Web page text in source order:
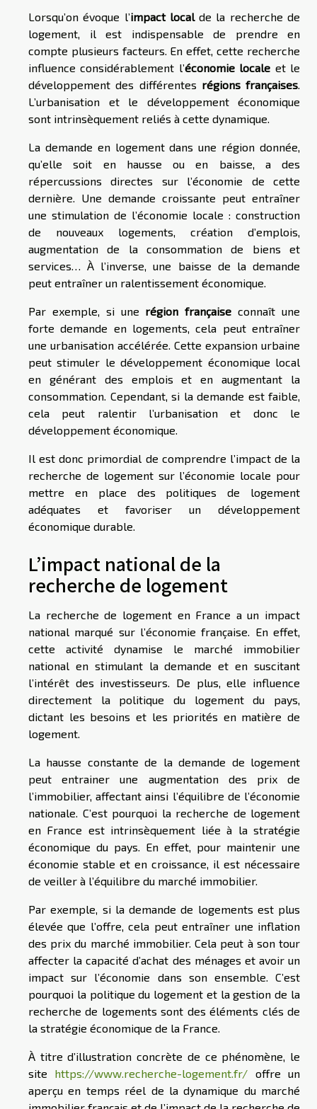
Lorsqu’on évoque l’impact localde la recherche de
logement, il est indispensable de prendre en
compte plusieurs facteurs. En effet, cette recherche
influence considérablement l’économie locale et le
développement des différentes régions françaises.
L’urbanisation et le développement économique
sont intrinsèquement reliés à cette dynamique.
La demande en logement dans une région donnée,
qu’elle soit en hausse ou en baisse, a des
répercussions directes sur l’économie de cette
dernière. Une demande croissante peut entraîner
une stimulation de l’économie locale : construction
de nouveaux logements, création d’emplois,
augmentation de la consommation de biens et
services… À l’inverse, une baisse de la demande
peut entraîner un ralentissement économique.
Par exemple, si une région française connaît une
forte demande en logements, cela peut entraîner
une urbanisation accélérée. Cette expansion urbaine
peut stimuler le développement économique local
en générant des emplois et en augmentant la
consommation. Cependant, si la demande est faible,
cela peut ralentir l’urbanisation et donc le
développement économique.
Il est donc primordial de comprendre l’impact de la
recherche de logement sur l’économie locale pour
mettre en place des politiques de logement
adéquates et favoriser un développement
économique durable.
L’impact national de la
recherche de logement
La recherche de logement en France a un impact
national marqué sur l’économie française. En effet,
cette activité dynamise le marché immobilier
national en stimulant la demande et en suscitant
l’intérêt des investisseurs. De plus, elle influence
directement la politique du logement du pays,
dictant les besoins et les priorités en matière de
logement.
La hausse constante de la demande de logement
peut entrainer une augmentation des prix de
l’immobilier, affectant ainsi l’équilibre de l’économie
nationale. C’est pourquoi la recherche de logement
en France est intrinsèquement liée à la stratégie
économique du pays. En effet, pour maintenir une
économie stable et en croissance, il est nécessaire
de veiller à l’équilibre du marché immobilier.
Par exemple, si la demande de logements est plus
élevée que l’offre, cela peut entraîner une inflation
des prix du marché immobilier. Cela peut à son tour
affecter la capacité d’achat des ménages et avoir un
impact sur l’économie dans son ensemble. C’est
pourquoi la politique du logement et la gestion de la
recherche de logements sont des éléments clés de
la stratégie économique de la France.
À titre d’illustration concrète de ce phénomène, le
site https://www.recherche-logement.fr/ offre un
aperçu en temps réel de la dynamique du marché